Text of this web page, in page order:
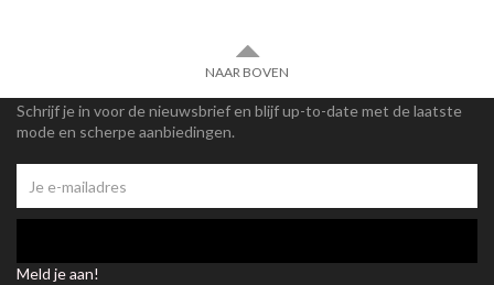
NAAR BOVEN
Schrijf je in voor de nieuwsbrief en blijf up-to-date met de laatste
mode en scherpe aanbiedingen.
Meld je aan!